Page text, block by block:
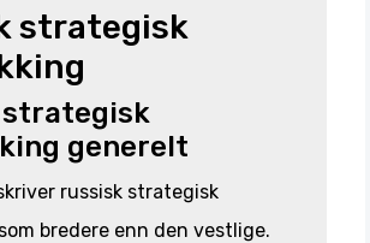
strategisk
strategisk
generelt
russisk strategisk
bredere enn den vestlige.